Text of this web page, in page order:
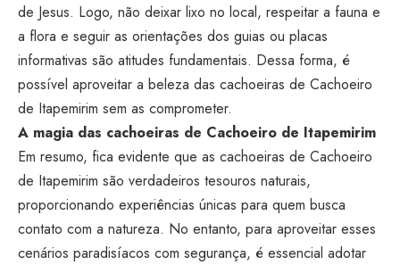
de Jesus. Logo, não deixar lixo no local, respeitar a fauna e
a flora e seguir as orientações dos guias ou placas
informativas são atitudes fundamentais. Dessa forma, é
possível aproveitar a beleza das cachoeiras de Cachoeiro
de Itapemirim sem as comprometer.
A magia das cachoeiras de Cachoeiro de Itapemirim
Em resumo, fica evidente que as cachoeiras de Cachoeiro
de Itapemirim são verdadeiros tesouros naturais,
proporcionando experiências únicas para quem busca
contato com a natureza. No entanto, para aproveitar esses
cenários paradisíacos com segurança, é essencial adotar